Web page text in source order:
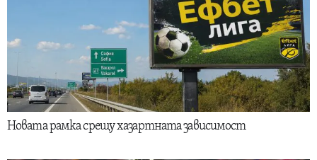
Новата рамка срещу хазартната зависимост